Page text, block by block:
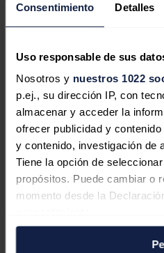
Consentimiento Detalles
Uso responsable de sus
Nosotros y nuestros 1022
p.ej., su dirección IP, con
almacenar y acceder la
ofrecer publicidad y
y contenido, investigación de
Tiene la opción de
propósitos. Puede cambiar o
momento desde la
Si lo permite, también
ningún caso ante la existencia de
España supera
de gas pero los
tensionados
Redacción07/08/2026
El gas y la